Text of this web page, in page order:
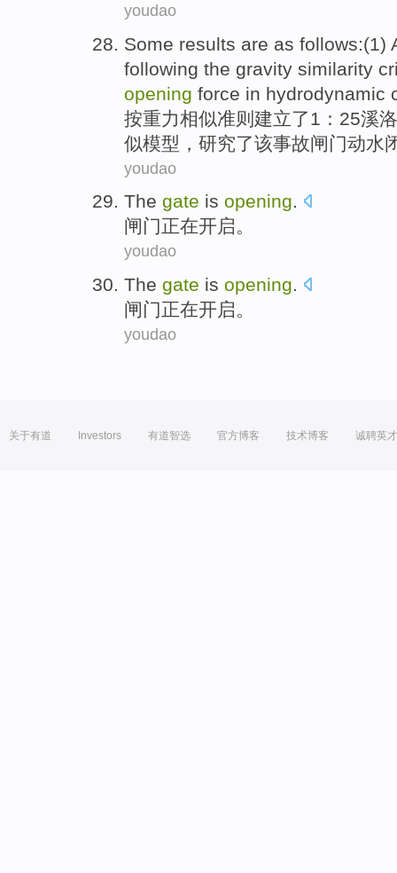
youdao
Some results are as follows:(1)
following the gravity similarity
opening force in hydrodynamic
按重力相似准则建立了 1：25溪
似模型，研究了该事故闸门动水
youdao
The gate is opening.
闸门正在开启。
youdao
The gate is opening.
闸门正在开启。
youdao
关于有道 Investors 有道智选 官方博客 技术博客 诚聘英才